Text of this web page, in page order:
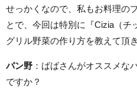
せっかくなので、私もお料理の
とで、今回は特別に『Cizia（チ
グリル野菜の作り方を教えて頂
パン野 ：ばばさんがオススメな
ですか？